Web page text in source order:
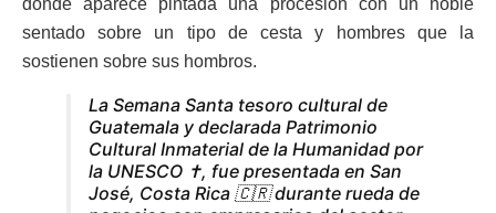
sentado sobre un tipo de cesta y hombres que la
sostienen sobre sus hombros.
La Semana Santa tesoro cultural de
Guatemala y declarada Patrimonio
Cultural Inmaterial de la Humanidad por
la UNESCO ✝️, fue presentada en San
José, Costa Rica 🇨🇷 durante rueda de